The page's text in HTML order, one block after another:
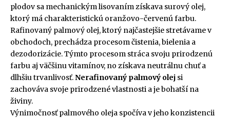
plodov sa mechanickým lisovaním získava surový olej,
ktorý má charakteristickú oranžovo-červenú farbu.
Rafinovaný palmový olej, ktorý najčastejšie stretávame v
obchodoch, prechádza procesom čistenia, bielenia a
dezodorizácie. Týmto procesom stráca svoju prirodzenú
farbu aj väčšinu vitamínov, no získava neutrálnu chuť a
dlhšiu trvanlivosť.Nerafinovaný palmový olej si
zachováva svoje prirodzené vlastnosti a je bohatší na
živiny.
Výnimočnosť palmového oleja spočíva v jeho konzistencii